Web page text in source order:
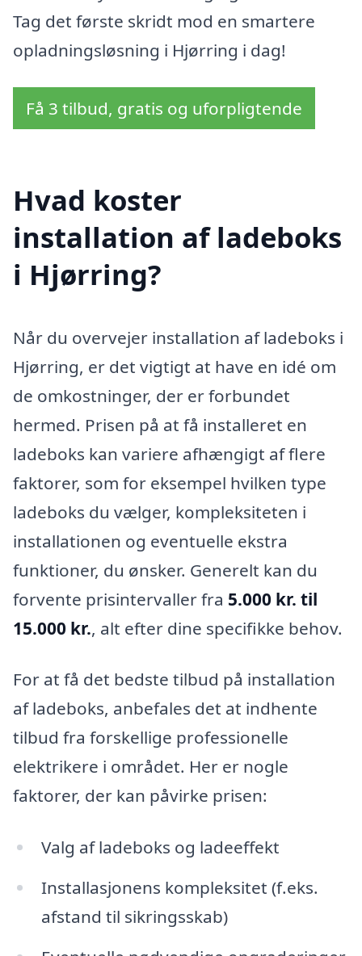
Tag det første skridt mod en smartere
opladningsløsning i Hjørring i dag!
Få 3 tilbud, gratis og uforpligtende
Hvad koster
installation af ladeboks
i Hjørring?
Når du overvejer installation af ladeboks i
Hjørring, er det vigtigt at have en idé om
de omkostninger, der er forbundet
hermed. Prisen på at få installeret en
ladeboks kan variere afhængigt af flere
faktorer, som for eksempel hvilken type
ladeboks du vælger, kompleksiteten i
installationen og eventuelle ekstra
funktioner, du ønsker. Generelt kan du
forvente prisintervaller fra 5.000 kr. til
15.000 kr., alt efter dine specifikke behov.
For at få det bedste tilbud på installation
af ladeboks, anbefales det at indhente
tilbud fra forskellige professionelle
elektrikere i området. Her er nogle
faktorer, der kan påvirke prisen:
Valg af ladeboks og ladeeffekt
Installasjonens kompleksitet (f.eks.
afstand til sikringsskab)